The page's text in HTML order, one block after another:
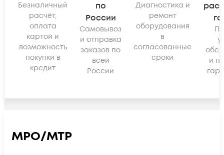
Безналичный
расчёт,
оплата
картой и
возможность
покупки в
кредит
по
России
Самовывоз
и отправка
заказов по
всей
России
Диагностика и
ремонт
оборудования
в
согласованные
сроки
и
MPO/MTP